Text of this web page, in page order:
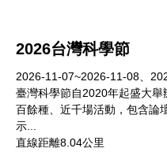
2026台灣科學節
2026-11-07~2026-11-08、
臺灣科學節自2020年起盛大
百餘種、近千場活動，包含論
示...
直線距離8.04公里